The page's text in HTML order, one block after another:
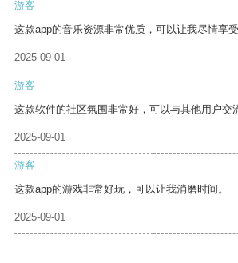
游客
这款app的音乐资源非常优质，可以让我尽情享受
2025-09-01
游客
这款软件的社区氛围非常好，可以与其他用户交
2025-09-01
游客
这款app的游戏非常好玩，可以让我消磨时间。
2025-09-01